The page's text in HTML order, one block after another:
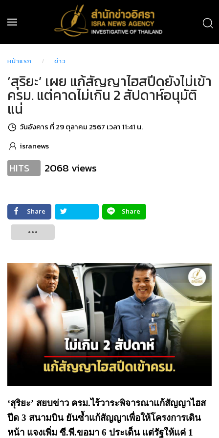
หน้าแรก ข่าว
‘สุริยะ’ เผย แก้สัญญาไฮสปีดยังไม่เข้า
ครม. แต่คาดไม่เกิน 2 สัปดาห์อนุมัติ
แน่
วันอังคาร ที่ 29 ตุลาคม 2567 เวลา 11:41 น.
isranews
HITS 2068 views
Share
Share
‘สุริยะ’ สยบข่าว ครม.ไร้วาระพิจารณาแก้สัญญาไฮส
ปีด 3 สนามบิน ยันซ้ำแก้สัญญาเพื่อให้โครงการเดิน
หน้า แจงเพิ่ม ซี.พี.ขอมา 6 ประเด็น แต่รัฐให้แค่ 1